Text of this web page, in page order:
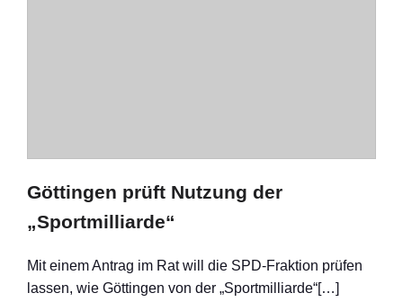
Göttingen prüft Nutzung der
„Sportmilliarde“
Mit einem Antrag im Rat will die SPD-Fraktion prüfen
lassen, wie Göttingen von der „Sportmilliarde“[…]